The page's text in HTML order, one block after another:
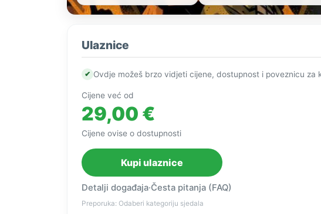
Ulaznice
✔ Ovdje možeš brzo vidjeti cijene, dostupnost i poveznicu za
Cijene već od
29,00 €
Cijene ovise o dostupnosti
Kupi ulaznice
Detalji događaja·Česta pitanja (FAQ)
Preporuka: Odaberi kategoriju sjedala